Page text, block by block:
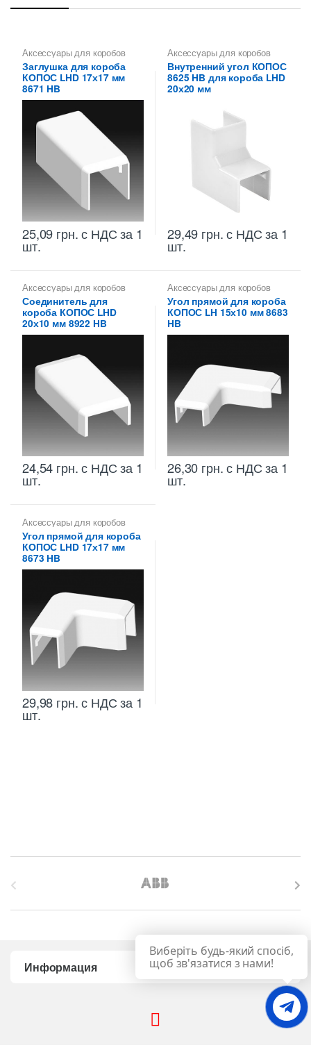
Аксессуары для коробов
Заглушка для короба
КОПОС LHD 17х17 мм
8671 HB
25,09 грн.с НДС за 1
шт.
Аксессуары для коробов
Внутренний угол КОПОС
8625 HB для короба LHD
20х20 мм
29,49 грн.с НДС за 1
шт.
Аксессуары для коробов
Соединитель для
короба КОПОС LHD
20х10 мм 8922 HB
24,54 грн.с НДС за 1
шт.
Аксессуары для коробов
Угол прямой для короба
КОПОС LH 15х10 мм 8683
HB
26,30 грн.с НДС за 1
шт.
Аксессуары для коробов
Угол прямой для короба
КОПОС LHD 17х17 мм
8673 HB
29,98 грн.с НДС за 1
шт.
Информация
Виберіть будь-який спосіб,
щоб зв'язатися з нами!